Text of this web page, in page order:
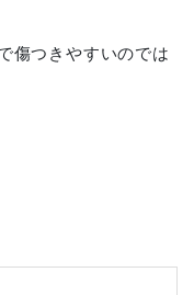
傷つきやすいのでは